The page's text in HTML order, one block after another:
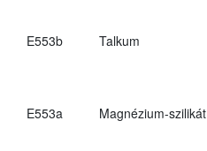
E553b Talkum
E553a Magnézium-szilikát